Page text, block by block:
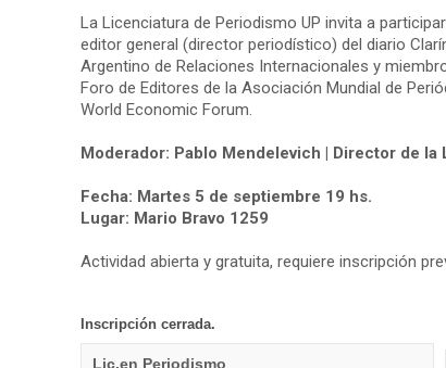
La Licenciatura de Periodismo UP invita a
editor general (director periodístico) del diario
Argentino de Relaciones Internacionales y
Foro de Editores de la Asociación Mundial de
World Economic Forum.
Moderador: Pablo Mendelevich | Director de
Fecha: Martes 5 de septiembre 19 hs.
Lugar: Mario Bravo 1259
Actividad abierta y gratuita, requiere inscripción